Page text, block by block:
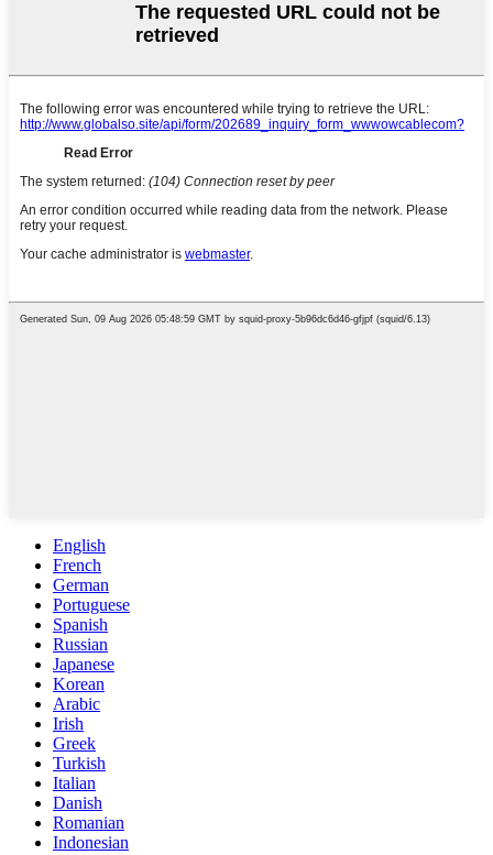
English
French
German
Portuguese
Spanish
Russian
Japanese
Korean
Arabic
Irish
Greek
Turkish
Italian
Danish
Romanian
Indonesian